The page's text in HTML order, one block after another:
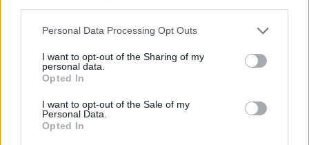
Personal Data Processing Opt Outs
I want to opt-out of the Sharing of my
personal data.
Opted In
I want to opt-out of the Sale of my
Personal Data.
Opted In
INCONTRI